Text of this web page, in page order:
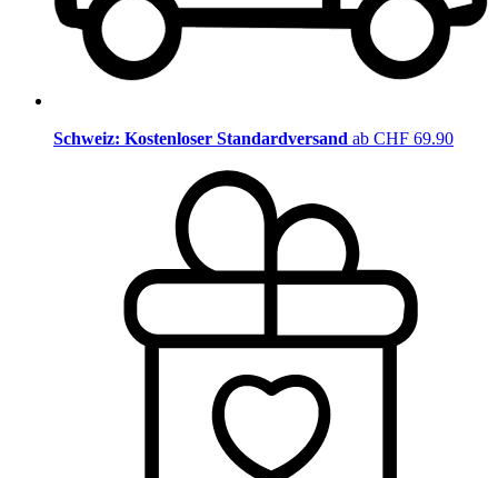
Schweiz: Kostenloser Standardversand ab CHF 69.90